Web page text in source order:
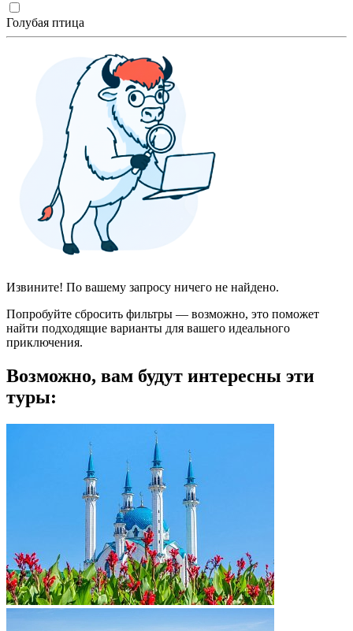
Голубая птица
Извините! По вашему запросу ничего не найдено.
Попробуйте сбросить фильтры — возможно, это поможет
найти подходящие варианты для вашего идеального
приключения.
Возможно, вам будут интересны эти
туры: